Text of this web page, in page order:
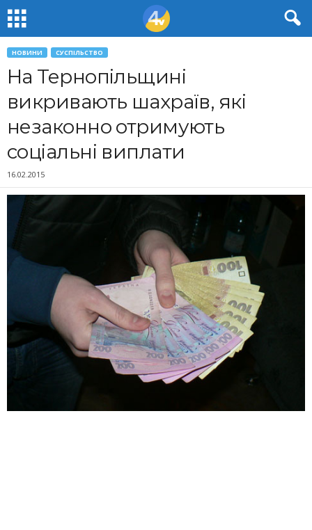
НОВИНИ СУСПІЛЬСТВО
На Тернопільщині
викривають шахраїв, які
незаконно отримують
соціальні виплати
16.02.2015